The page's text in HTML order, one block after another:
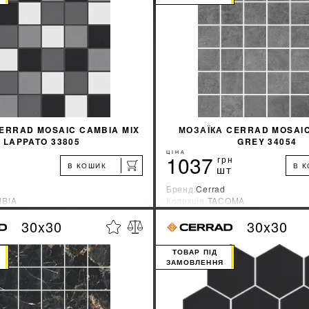
КУПИТИ КУПИТИ
MOSAIC CAMBIA MIX
LAPPATO 33805
В КОШИК
Польша
ДІЗНАТИСЯ ЗНИЖКУ %
КУПИТИ
МОЗАЇКА CERRAD
GREY 34054
ЦІНА
1037 грн
шт В
Бренд:Cerrad
Колекція:TACOMA
Країна-виробник:Польша
ДІЗНАТИСЯ
30x30 30x30
ТОВАР ПІД
ЗАМОВЛЕННЯ